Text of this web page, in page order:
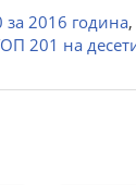
за 2016 година,
201 на